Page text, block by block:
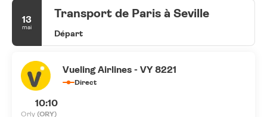
13
mai
Transport de Paris à Seville
Départ
Vueling Airlines - VY 8221
Direct
10:10
Orly (ORY)